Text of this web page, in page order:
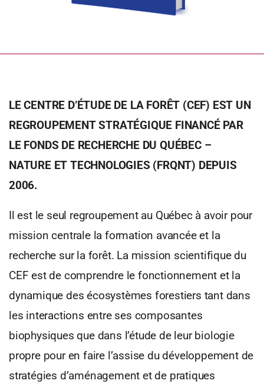
LE CENTRE D’ÉTUDE DE LA FORÊT (CEF) EST UN
REGROUPEMENT STRATÉGIQUE FINANCÉ PAR
LE FONDS DE RECHERCHE DU QUÉBEC –
NATURE ET TECHNOLOGIES (FRQNT) DEPUIS
2006.
Il est le seul regroupement au Québec à avoir pour
mission centrale la formation avancée et la
recherche sur la forêt. La mission scientifique du
CEF est de comprendre le fonctionnement et la
dynamique des écosystèmes forestiers tant dans
les interactions entre ses composantes
biophysiques que dans l’étude de leur biologie
propre pour en faire l’assise du développement de
stratégies d’aménagement et de pratiques